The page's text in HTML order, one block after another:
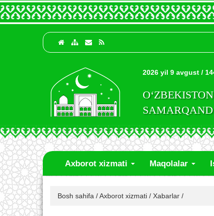
2026 yil 9 avgust /
Axborot xizmati Maqolalar
Bosh sahifa /Axborot xizmati / Xabarlar /